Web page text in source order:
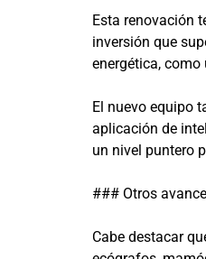
Esta renovación
inversión que
energética,
El nuevo equipo
aplicación de
un nivel puntero
### Otros
Cabe destacar